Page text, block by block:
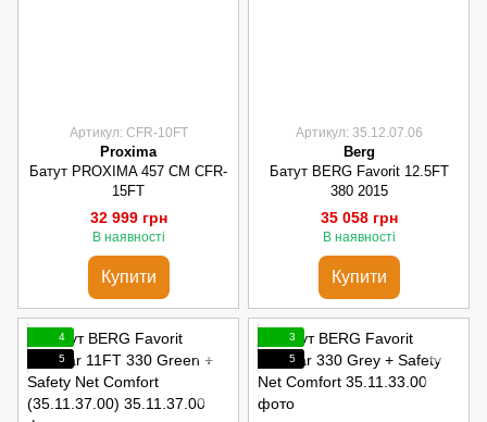
Артикул: CFR-10FT
Proxima
Батут PROXIMA 457 СМ CFR-
15FT
32 999 грн
В наявності
Купити
Артикул: 35.12.07.06
Berg
Батут BERG Favorit 12.5FT
380 2015
35 058 грн
В наявності
Купити
4
5
3
5